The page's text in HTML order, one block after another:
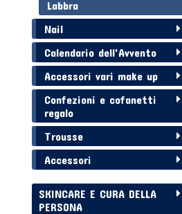
Labbra
Nail
Calendario dell'Avvento
Accessori vari make up
Confezioni e cofanetti
regalo
Trousse
Accessori
SKINCARE E CURA DELLA
PERSONA